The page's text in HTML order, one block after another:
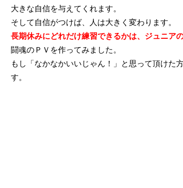
大きな自信を与えてくれます。
そして自信がつけば、人は大きく変わります。
長期休みにどれだけ練習できるかは、ジュニア
闘魂のＰＶを作ってみました。
もし「なかなかいいじゃん！」と思って頂けた
す。